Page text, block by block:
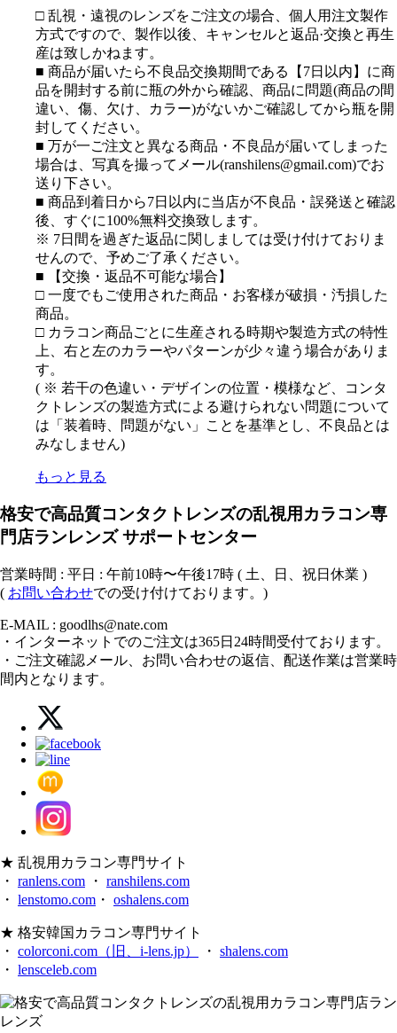
□ 乱視・遠視のレンズをご注文の場合、個人用注文製作
方式ですので、製作以後、キャンセルと返品·交換と再生
産は致しかねます。
■ 商品が届いたら不良品交換期間である【7日以内】に商
品を開封する前に瓶の外から確認、商品に問題(商品の間
違い、傷、欠け、カラー)がないかご確認してから瓶を開
封してください。
■ 万が一ご注文と異なる商品・不良品が届いてしまった
場合は、写真を撮ってメール(ranshilens@gmail.com)でお
送り下さい。
■ 商品到着日から7日以内に当店が不良品・誤発送と確認
後、すぐに100%無料交換致します。
※ 7日間を過ぎた返品に関しましては受け付けておりま
せんので、予めご了承ください。
■ 【交換・返品不可能な場合】
□ 一度でもご使用された商品・お客様が破損・汚損した
商品。
□ カラコン商品ごとに生産される時期や製造方式の特性
上、右と左のカラーやパターンが少々違う場合がありま
す。
( ※ 若干の色違い・デザインの位置・模様など、コンタ
クトレンズの製造方式による避けられない問題について
は「装着時、問題がない」ことを基準とし、不良品とは
みなしません)
もっと見る
格安で高品質コンタクトレンズの乱視用カラコン専
門店ランレンズ サポートセンター
営業時間 : 平日 : 午前10時〜午後17時 ( 土、日、祝日休業 )
( お問い合わせでの受け付けております。)
E-MAIL : goodlhs@nate.com
・インターネットでのご注文は365日24時間受付ております。
・ご注文確認メール、お問い合わせの返信、配送作業は営業時
間内となります。
★ 乱視用カラコン専門サイト
・ ranlens.com ・ ranshilens.com
・ lenstomo.com ・ oshalens.com
★ 格安韓国カラコン専門サイト
・ colorconi.com（旧、i-lens.jp） ・ shalens.com
・ lensceleb.com